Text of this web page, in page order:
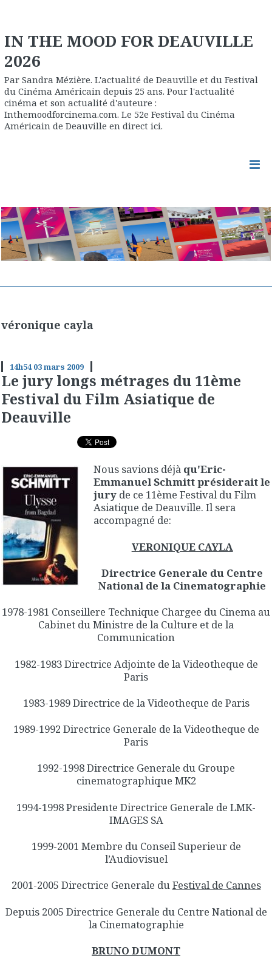
IN THE MOOD FOR DEAUVILLE
2026
Par Sandra Mézière. L'actualité de Deauville et du Festival
du Cinéma Américain depuis 25 ans. Pour l'actualité
cinéma et son actualité d'auteure :
Inthemoodforcinema.com. Le 52e Festival du Cinéma
Américain de Deauville en direct ici.
véronique cayla
14h54 03mars 2009
Le jury longs métrages du 11ème
Festival du Film Asiatique de
Deauville
Nous savions déjà qu'Eric-
Emmanuel Schmitt présiderait le
jury de ce 11ème Festival du Film
Asiatique de Deauville. Il sera
accompagné de:
VERONIQUE CAYLA
Directrice Generale du Centre
National de la Cinematographie
1978-1981 Conseillere Technique Chargee du Cinema au
Cabinet du Ministre de la Culture et de la
Communication
1982-1983 Directrice Adjointe de la Videotheque de
Paris
1983-1989 Directrice de la Videotheque de Paris
1989-1992 Directrice Generale de la Videotheque de
Paris
1992-1998 Directrice Generale du Groupe
cinematographique MK2
1994-1998 Presidente Directrice Generale de LMK-
IMAGES SA
1999-2001 Membre du Conseil Superieur de
l’Audiovisuel
2001-2005 Directrice Generale duFestival de Cannes
Depuis 2005 Directrice Generale du Centre National de
la Cinematographie
BRUNO DUMONT